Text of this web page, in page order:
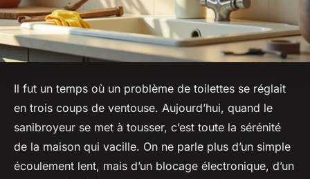
Il fut un temps où un problème de toilettes se réglait
en trois coups de ventouse. Aujourd’hui, quand le
sanibroyeur se met à tousser, c’est toute la sérénité
de la maison qui vacille. On ne parle plus d’un simple
écoulement lent, mais d’un blocage électronique, d’un